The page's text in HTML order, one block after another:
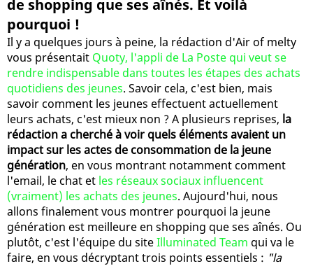
de shopping que ses aînés. Et voilà
pourquoi !
Il y a quelques jours à peine, la rédaction d'Air of melty
vous présentait Quoty, l'appli de La Poste qui veut se
rendre indispensable dans toutes les étapes des achats
quotidiens des jeunes. Savoir cela, c'est bien, mais
savoir comment les jeunes effectuent actuellement
leurs achats, c'est mieux non ? A plusieurs reprises, la
rédaction a cherché à voir quels éléments avaient un
impact sur les actes de consommation de la jeune
génération, en vous montrant notamment comment
l'email, le chat et les réseaux sociaux influencent
(vraiment) les achats des jeunes. Aujourd'hui, nous
allons finalement vous montrer pourquoi la jeune
génération est meilleure en shopping que ses aînés. Ou
plutôt, c'est l'équipe du siteIlluminated Team qui va le
faire, en vous décryptant trois points essentiels : "la